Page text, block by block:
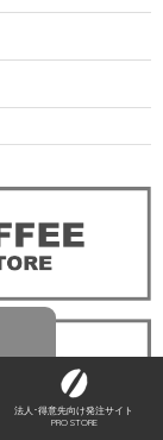
法人･得意先向け発注サイト
PRO STORE